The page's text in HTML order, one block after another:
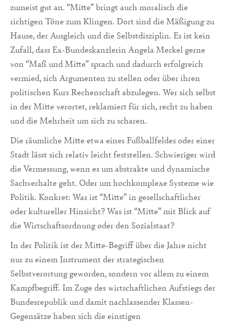
zumeist gut an. “Mitte” bringt auch moralisch die
richtigen Töne zum Klingen. Dort sind die Mäßigung zu
Hause, der Ausgleich und die Selbstdisziplin. Es ist kein
Zufall, dass Ex-Bundeskanzlerin Angela Merkel gerne
von “Maß und Mitte” sprach und dadurch erfolgreich
vermied, sich Argumenten zu stellen oder über ihren
politischen Kurs Rechenschaft abzulegen. Wer sich selbst
in der Mitte verortet, reklamiert für sich, recht zu haben
und die Mehrheit um sich zu scharen.
Die räumliche Mitte etwa eines Fußballfeldes oder einer
Stadt lässt sich relativ leicht feststellen. Schwieriger wird
die Vermessung, wenn es um abstrakte und dynamische
Sachverhalte geht. Oder um hochkomplexe Systeme wie
Politik. Konkret: Was ist “Mitte” in gesellschaftlicher
oder kultureller Hinsicht? Was ist “Mitte” mit Blick auf
die Wirtschaftsordnung oder den Sozialstaat?
In der Politik ist der Mitte-Begriff über die Jahre nicht
nur zu einem Instrument der strategischen
Selbstverortung geworden, sondern vor allem zu einem
Kampfbegriff. Im Zuge des wirtschaftlichen Aufstiegs der
Bundesrepublik und damit nachlassender Klassen-
Gegensätze haben sich die einstigen